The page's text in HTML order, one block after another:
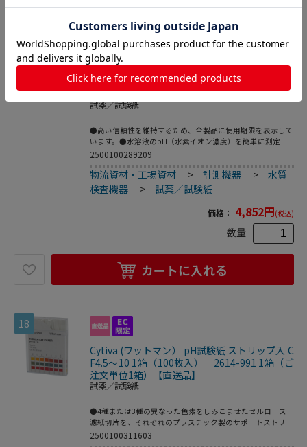
17
ADVANTEC pH試験紙 瓶入りタイプ BTB
08001100 1箱（ご注文単位1箱）【直送品】
試薬／試験紙
●高い信頼性を維持するため、全製品に使用期限を表示して
います。●水溶液のpH（水素イオン濃度）を簡単に測定で
きます。●pH測定有効範囲：6.2～7.8●入数：1箱（50枚
2500100289209
物流資材・工場資材 >計測機器 >水質
検査機器
> 試薬／試験紙
価格： 4,852円(税込)
数量
カートに入れる
18
Cytiva (ワットマン） pH試験紙 ストリップ入 C
F4.5～10 1箱（100枚入） 2614-991 1箱（ご
注文単位1箱）【直送品】
試薬／試験紙
●4種または3種の異なった色素をしみこませたセルロース
濾紙切片を、それぞれのプラスチック製のサポートストリッ
プ上に個々に圧着してあります。●タイプ：CF●pH測定領
2500100311603